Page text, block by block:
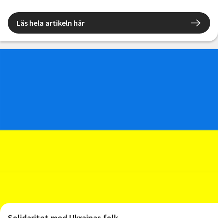
Läs hela artikeln här